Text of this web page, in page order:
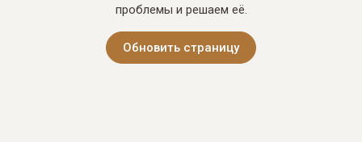
проблемы и решаем её.
Обновить страницу